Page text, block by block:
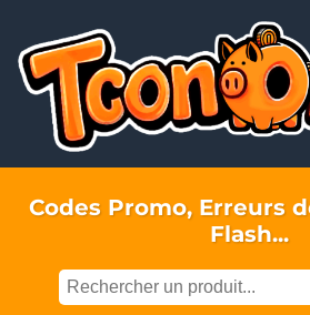
Codes Promo, Erreurs
Flash...